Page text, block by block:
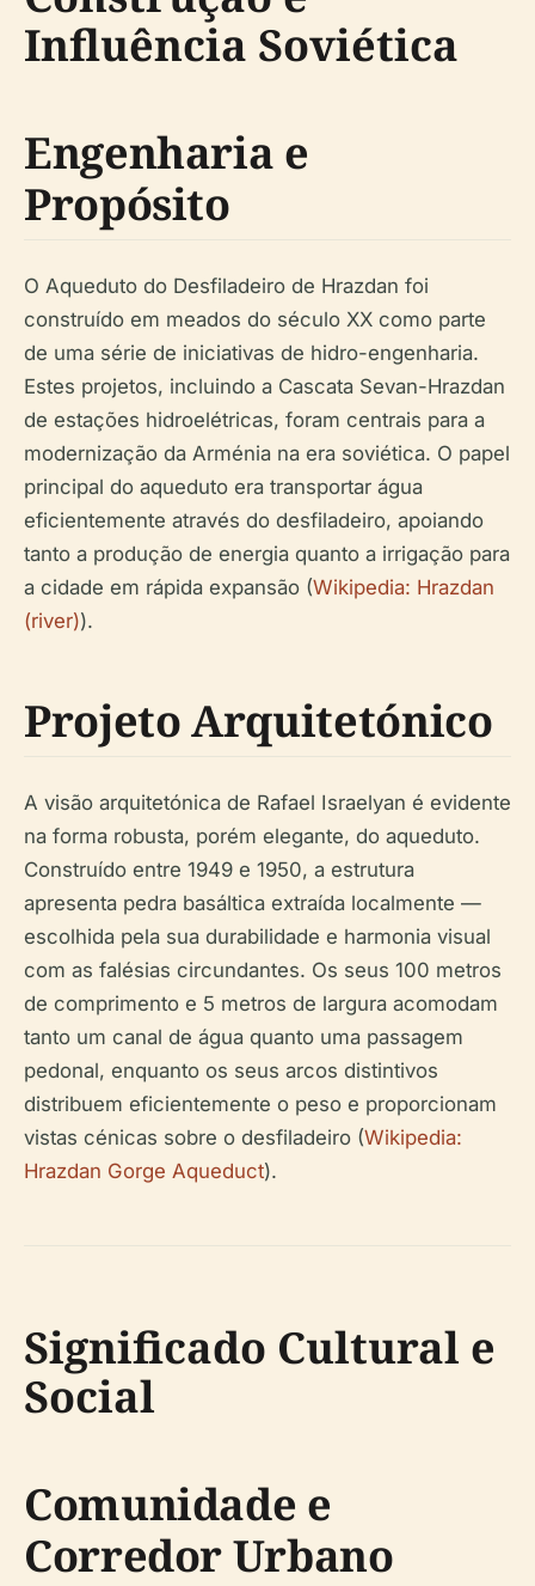
Influência Soviética
Engenharia e
Propósito
O Aqueduto do Desfiladeiro de Hrazdan foi
construído em meados do século XX como parte
de uma série de iniciativas de hidro-engenharia.
Estes projetos, incluindo a Cascata Sevan-Hrazdan
de estações hidroelétricas, foram centrais para a
modernização da Arménia na era soviética. O papel
principal do aqueduto era transportar água
eficientemente através do desfiladeiro, apoiando
tanto a produção de energia quanto a irrigação para
a cidade em rápida expansão (Wikipedia: Hrazdan
(river)).
Projeto Arquitetónico
A visão arquitetónica de Rafael Israelyan é evidente
na forma robusta, porém elegante, do aqueduto.
Construído entre 1949 e 1950, a estrutura
apresenta pedra basáltica extraída localmente —
escolhida pela sua durabilidade e harmonia visual
com as falésias circundantes. Os seus 100 metros
de comprimento e 5 metros de largura acomodam
tanto um canal de água quanto uma passagem
pedonal, enquanto os seus arcos distintivos
distribuem eficientemente o peso e proporcionam
vistas cénicas sobre o desfiladeiro (Wikipedia:
Hrazdan Gorge Aqueduct).
Significado Cultural e
Social
Comunidade e
Corredor Urbano